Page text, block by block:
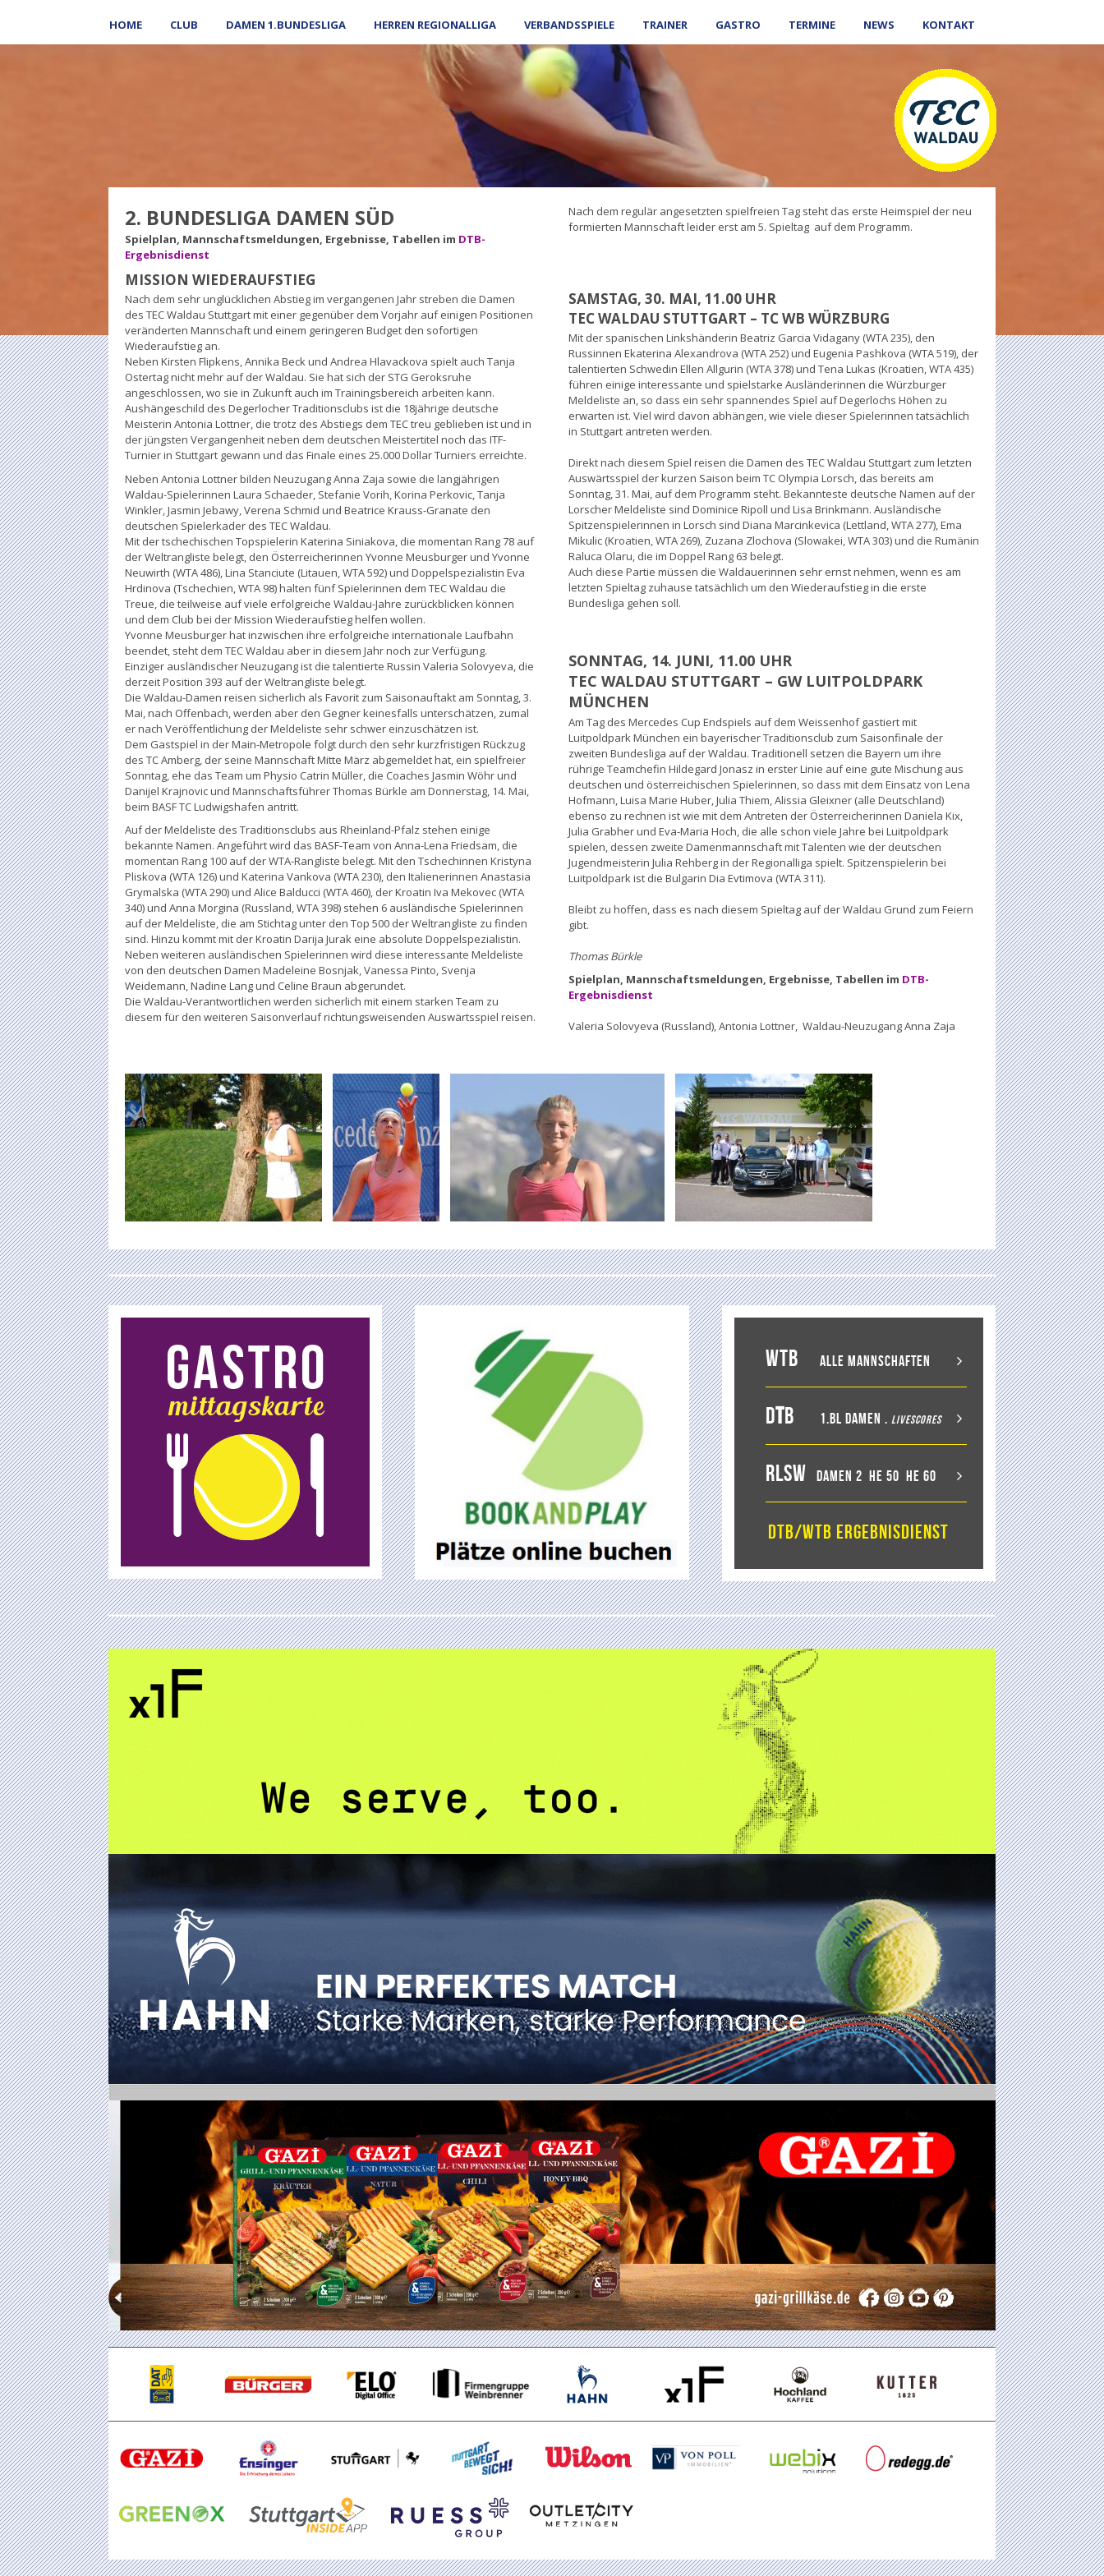
HOME CLUB DAMEN 1.BUNDESLIGA HERREN REGIONALLIGA VERBANDSSPIELE TRAINER GASTRO TERMINE NEWS KONTAKT
2. BUNDESLIGA DAMEN SÜD
Spielplan, Mannschaftsmeldungen, Ergebnisse, Tabellen im DTB-
Ergebnisdienst
MISSION WIEDERAUFSTIEG
Nach dem sehr unglücklichen Abstieg im vergangenen Jahr streben die Damen
des TEC Waldau Stuttgart mit einer gegenüber dem Vorjahr auf einigen Positionen
veränderten Mannschaft und einem geringeren Budget den sofortigen
Wiederaufstieg an.
Neben Kirsten Flipkens, Annika Beck und Andrea Hlavackova spielt auch Tanja
Ostertag nicht mehr auf der Waldau. Sie hat sich der STG Geroksruhe
angeschlossen, wo sie in Zukunft auch im Trainingsbereich arbeiten kann.
Aushängeschild des Degerlocher Traditionsclubs ist die 18jährige deutsche
Meisterin Antonia Lottner, die trotz des Abstiegs dem TEC treu geblieben ist und in
der jüngsten Vergangenheit neben dem deutschen Meistertitel noch das ITF-
Turnier in Stuttgart gewann und das Finale eines 25.000 Dollar Turniers erreichte.
Neben Antonia Lottner bilden Neuzugang Anna Zaja sowie die langjährigen
Waldau-Spielerinnen Laura Schaeder, Stefanie Vorih, Korina Perkovic, Tanja
Winkler, Jasmin Jebawy, Verena Schmid und Beatrice Krauss-Granate den
deutschen Spielerkader des TEC Waldau.
Mit der tschechischen Topspielerin Katerina Siniakova, die momentan Rang 78 auf
der Weltrangliste belegt, den Österreicherinnen Yvonne Meusburger und Yvonne
Neuwirth (WTA 486), Lina Stanciute (Litauen, WTA 592) und Doppelspezialistin Eva
Hrdinova (Tschechien, WTA 98) halten fünf Spielerinnen dem TEC Waldau die
Treue, die teilweise auf viele erfolgreiche Waldau-Jahre zurückblicken können
und dem Club bei der Mission Wiederaufstieg helfen wollen.
Yvonne Meusburger hat inzwischen ihre erfolgreiche internationale Laufbahn
beendet, steht dem TEC Waldau aber in diesem Jahr noch zur Verfügung.
Einziger ausländischer Neuzugang ist die talentierte Russin Valeria Solovyeva, die
derzeit Position 393 auf der Weltrangliste belegt.
Die Waldau-Damen reisen sicherlich als Favorit zum Saisonauftakt am Sonntag, 3.
Mai, nach Offenbach, werden aber den Gegner keinesfalls unterschätzen, zumal
er nach Veröffentlichung der Meldeliste sehr schwer einzuschätzen ist.
Dem Gastspiel in der Main-Metropole folgt durch den sehr kurzfristigen Rückzug
des TC Amberg, der seine Mannschaft Mitte März abgemeldet hat, ein spielfreier
Sonntag, ehe das Team um Physio Catrin Müller, die Coaches Jasmin Wöhr und
Danijel Krajnovic und Mannschaftsführer Thomas Bürkle am Donnerstag, 14. Mai,
beim BASF TC Ludwigshafen antritt.
Auf der Meldeliste des Traditionsclubs aus Rheinland-Pfalz stehen einige
bekannte Namen. Angeführt wird das BASF-Team von Anna-Lena Friedsam, die
momentan Rang 100 auf der WTA-Rangliste belegt. Mit den Tschechinnen Kristyna
Pliskova (WTA 126) und Katerina Vankova (WTA 230), den Italienerinnen Anastasia
Grymalska (WTA 290) und Alice Balducci (WTA 460), der Kroatin Iva Mekovec (WTA
340) und Anna Morgina (Russland, WTA 398) stehen 6 ausländische Spielerinnen
auf der Meldeliste, die am Stichtag unter den Top 500 der Weltrangliste zu finden
sind. Hinzu kommt mit der Kroatin Darija Jurak eine absolute Doppelspezialistin.
Neben weiteren ausländischen Spielerinnen wird diese interessante Meldeliste
von den deutschen Damen Madeleine Bosnjak, Vanessa Pinto, Svenja
Weidemann, Nadine Lang und Celine Braun abgerundet.
Die Waldau-Verantwortlichen werden sicherlich mit einem starken Team zu
diesem für den weiteren Saisonverlauf richtungsweisenden Auswärtsspiel reisen.
Nach dem regulär angesetzten spielfreien Tag steht das erste Heimspiel der neu
formierten Mannschaft leider erst am 5. Spieltag auf dem Programm.
SAMSTAG, 30. MAI, 11.00 UHR
TEC WALDAU STUTTGART – TC WB WÜRZBURG
Mit der spanischen Linkshänderin Beatriz Garcia Vidagany (WTA 235), den
Russinnen Ekaterina Alexandrova (WTA 252) und Eugenia Pashkova (WTA 519), der
talentierten Schwedin Ellen Allgurin (WTA 378) und Tena Lukas (Kroatien, WTA 435)
führen einige interessante und spielstarke Ausländerinnen die Würzburger
Meldeliste an, so dass ein sehr spannendes Spiel auf Degerlochs Höhen zu
erwarten ist. Viel wird davon abhängen, wie viele dieser Spielerinnen tatsächlich
in Stuttgart antreten werden.
Direkt nach diesem Spiel reisen die Damen des TEC Waldau Stuttgart zum letzten
Auswärtsspiel der kurzen Saison beim TC Olympia Lorsch, das bereits am
Sonntag, 31. Mai, auf dem Programm steht. Bekannteste deutsche Namen auf der
Lorscher Meldeliste sind Dominice Ripoll und Lisa Brinkmann. Ausländische
Spitzenspielerinnen in Lorsch sind Diana Marcinkevica (Lettland, WTA 277), Ema
Mikulic (Kroatien, WTA 269), Zuzana Zlochova (Slowakei, WTA 303) und die Rumänin
Raluca Olaru, die im Doppel Rang 63 belegt.
Auch diese Partie müssen die Waldauerinnen sehr ernst nehmen, wenn es am
letzten Spieltag zuhause tatsächlich um den Wiederaufstieg in die erste
Bundesliga gehen soll.
SONNTAG, 14. JUNI, 11.00 UHR
TEC WALDAU STUTTGART – GW LUITPOLDPARK
MÜNCHEN
Am Tag des Mercedes Cup Endspiels auf dem Weissenhof gastiert mit
Luitpoldpark München ein bayerischer Traditionsclub zum Saisonfinale der
zweiten Bundesliga auf der Waldau. Traditionell setzen die Bayern um ihre
rührige Teamchefin Hildegard Jonasz in erster Linie auf eine gute Mischung aus
deutschen und österreichischen Spielerinnen, so dass mit dem Einsatz von Lena
Hofmann, Luisa Marie Huber, Julia Thiem, Alissia Gleixner (alle Deutschland)
ebenso zu rechnen ist wie mit dem Antreten der Österreicherinnen Daniela Kix,
Julia Grabher und Eva-Maria Hoch, die alle schon viele Jahre bei Luitpoldpark
spielen, dessen zweite Damenmannschaft mit Talenten wie der deutschen
Jugendmeisterin Julia Rehberg in der Regionalliga spielt. Spitzenspielerin bei
Luitpoldpark ist die Bulgarin Dia Evtimova (WTA 311).
Bleibt zu hoffen, dass es nach diesem Spieltag auf der Waldau Grund zum Feiern
gibt.
Thomas Bürkle
Spielplan, Mannschaftsmeldungen, Ergebnisse, Tabellen im DTB-
Ergebnisdienst
Valeria Solovyeva (Russland), Antonia Lottner, Waldau-Neuzugang Anna Zaja
WTB Alle Mannschaften
DTB 1.BL Damen . LiveScores
RLSW Damen 2 He 50 He 60
DTB/WTB Ergebnisdienst